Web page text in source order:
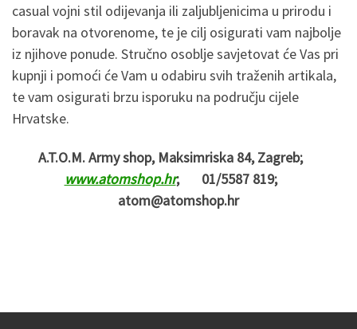
casual vojni stil odijevanja ili zaljubljenicima u prirodu i
boravak na otvorenome, te je cilj osigurati vam najbolje
iz njihove ponude. Stručno osoblje savjetovat će Vas pri
kupnji i pomoći će Vam u odabiru svih traženih artikala,
te vam osigurati brzu isporuku na području cijele
Hrvatske.
A.T.O.M. Army shop, Maksimriska 84, Zagreb;
www.atomshop.hr; 01/5587 819;
atom@atomshop.hr